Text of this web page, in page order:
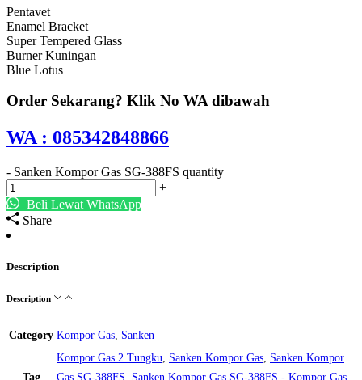
Pentavet
Enamel Bracket
Super Tempered Glass
Burner Kuningan
Blue Lotus
Order Sekarang? Klik No WA dibawah
WA : 085342848866
- Sanken Kompor Gas SG-388FS quantity
+
Beli Lewat WhatsApp
Share
Description
Description
Category Kompor Gas, Sanken
Tag
Kompor Gas 2 Tungku, Sanken Kompor Gas, Sanken Kompor
Gas SG-388FS, Sanken Kompor Gas SG-388FS - Kompor Gas